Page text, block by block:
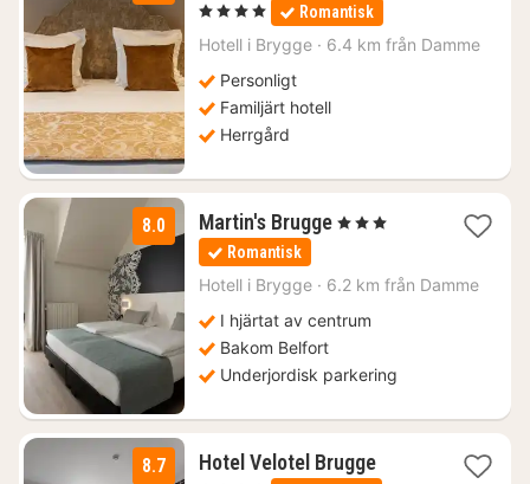
1792
, 4 Stjärnor Romantisk
Hotell i Brygge · 6.4 km från Damme
Personligt
Familjärt hotell
Herrgård
8.0 Martin's Brugge1
1178
, 3 Stjärnor
Romantisk
Hotell i Brygge · 6.2 km från Damme
I hjärtat av centrum
Bakom Belfort
Underjordisk parkering
8.7 Hotel Velotel Brugge1